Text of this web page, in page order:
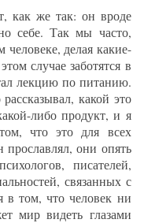
как же так: он вроде
себе. Так мы часто,
человеке, делая какие-
случае заботятся в
лекцию по питанию.
какой это
либо продукт, и я
что это для всех
они опять
писателей,
связанных с
в том, что человек ни
мир видеть глазами